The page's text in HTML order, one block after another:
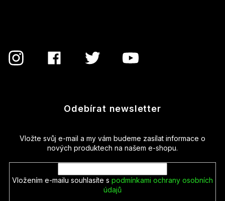
Odebírat newsletter
Vložte svůj e-mail a my vám budeme zasílat informace o
nových produktech na našem e-shopu.
Vložením e-mailu souhlasíte s podmínkami ochrany osobních
údajů